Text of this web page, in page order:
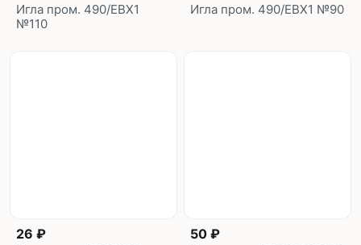
Игла пром. 490/EBX1
№110
Игла пром. 490/EBX1 №90
26 ₽ 50 ₽